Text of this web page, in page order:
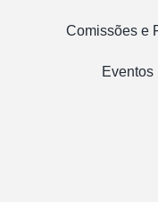
Comissões e
Eventos